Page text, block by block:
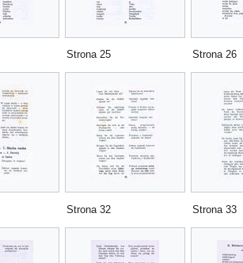
Strona 25 Strona 26
Strona 32 Strona 33